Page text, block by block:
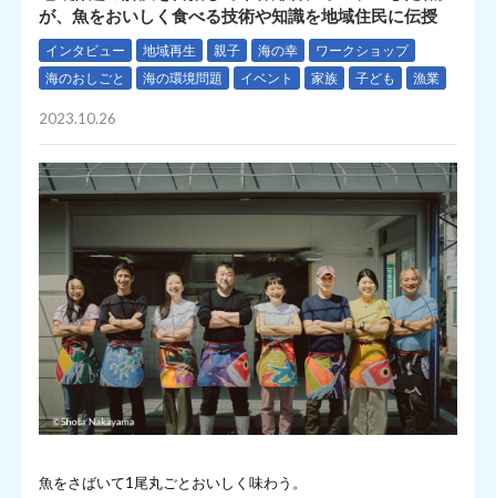
が、魚をおいしく食べる技術や知識を地域住民に伝授
インタビュー 地域再生 親子 海の幸
ワークショップ
海のおしごと
海の環境問題 イベント 家族 子ども 漁業
2023.10.26
魚をさばいて1尾丸ごとおいしく味わう。